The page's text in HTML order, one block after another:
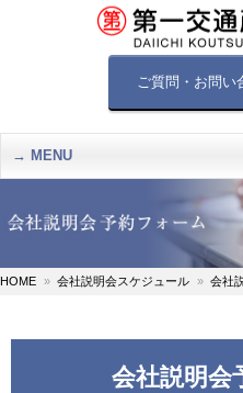
ご質問・お問
MENU
HOME 会社説明会スケジュール 会社
会社説明会